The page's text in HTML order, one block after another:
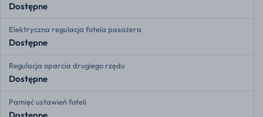
Dostępne
Elektryczna regulacja fotela pasażera
Dostępne
Regulacja oparcia drugiego rzędu
Dostępne
Pamięć ustawień foteli